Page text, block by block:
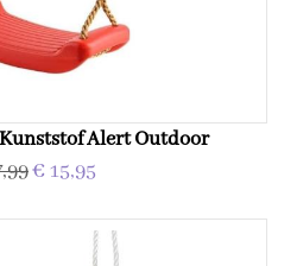
Alert Outdoor
€ 15,95